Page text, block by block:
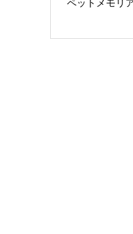
ペットメモリ